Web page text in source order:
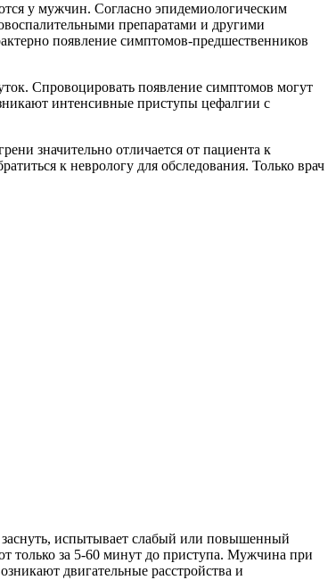
у мужчин. Согласно эпидемиологическим
препаратами и другими
появление симптомов-предшественников
Спровоцировать появление симптомов могут
интенсивные приступы цефалгии с
значительно отличается от пациента к
к неврологу для обследования. Только врач
заснуть, испытывает слабый или повышенный
только за 5-60 минут до приступа. Мужчина при
двигательные расстройства и